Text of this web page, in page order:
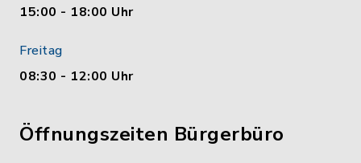
15:00 - 18:00 Uhr
Freitag
08:30 - 12:00 Uhr
Öffnungszeiten Bürgerbüro